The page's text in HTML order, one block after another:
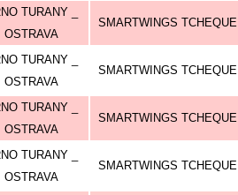
TURANY _
OSTRAVA
SMARTWINGS TCHEQUE
TURANY _
OSTRAVA
SMARTWINGS TCHEQUE
TURANY _
OSTRAVA
SMARTWINGS TCHEQUE
TURANY _
OSTRAVA
SMARTWINGS TCHEQUE